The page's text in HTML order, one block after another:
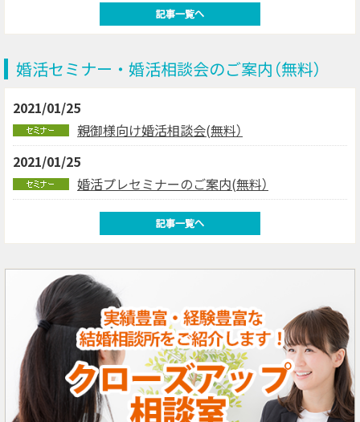
婚活セミナー・婚活相談会のご案内（無料）
2021/01/25
親御様向け婚活相談会(無料）
2021/01/25
婚活プレセミナーのご案内(無料）